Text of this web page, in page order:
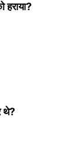
हराया?
थे?